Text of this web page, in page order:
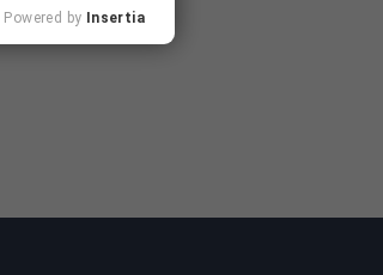
Powered by Insertia